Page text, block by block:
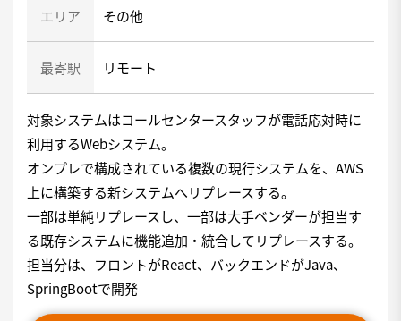
エリア その他
最寄駅 リモート
対象システムはコールセンタースタッフが電話応対時に
利用するWebシステム。
オンプレで構成されている複数の現行システムを、AWS
上に構築する新システムへリプレースする。
一部は単純リプレースし、一部は大手ベンダーが担当す
る既存システムに機能追加・統合してリプレースする。
担当分は、フロントがReact、バックエンドがJava、
SpringBootで開発